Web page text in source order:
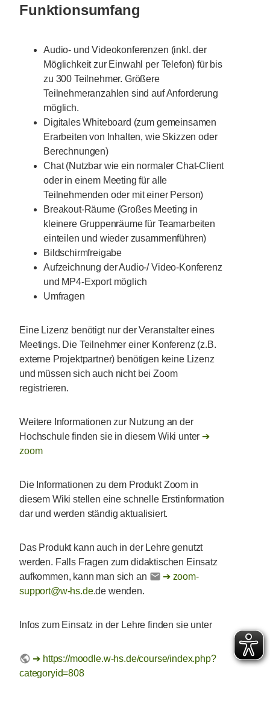
Funktionsumfang
Audio- und Videokonferenzen (inkl. der
Möglichkeit zur Einwahl per Telefon) für bis
zu 300 Teilnehmer. Größere
Teilnehmeranzahlen sind auf Anforderung
möglich.
Digitales Whiteboard (zum gemeinsamen
Erarbeiten von Inhalten, wie Skizzen oder
Berechnungen)
Chat (Nutzbar wie ein normaler Chat-Client
oder in einem Meeting für alle
Teilnehmenden oder mit einer Person)
Breakout-Räume (Großes Meeting in
kleinere Gruppenräume für Teamarbeiten
einteilen und wieder zusammenführen)
Bildschirmfreigabe
Aufzeichnung der Audio-/ Video-Konferenz
und MP4-Export möglich
Umfragen
Eine Lizenz benötigt nur der Veranstalter eines
Meetings. Die Teilnehmer einer Konferenz (z.B.
externe Projektpartner) benötigen keine Lizenz
und müssen sich auch nicht bei Zoom
registrieren.
Weitere Informationen zur Nutzung an der
Hochschule finden sie in diesem Wiki unter
zoom
Die Informationen zu dem Produkt Zoom in
diesem Wiki stellen eine schnelle Erstinformation
dar und werden ständig aktualisiert.
Das Produkt kann auch in der Lehre genutzt
werden. Falls Fragen zum didaktischen Einsatz
aufkommen, kann man sich an
zoom-
support@w-hs.de.de wenden.
Infos zum Einsatz in der Lehre finden sie unter
https://moodle.w-hs.de/course/index.php?
categoryid=808